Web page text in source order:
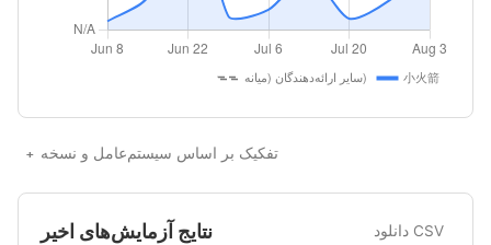
تفکیک بر اساس سیستم‌عامل و نسخه
نتایج آزمایش‌های اخیر دانلود CSV